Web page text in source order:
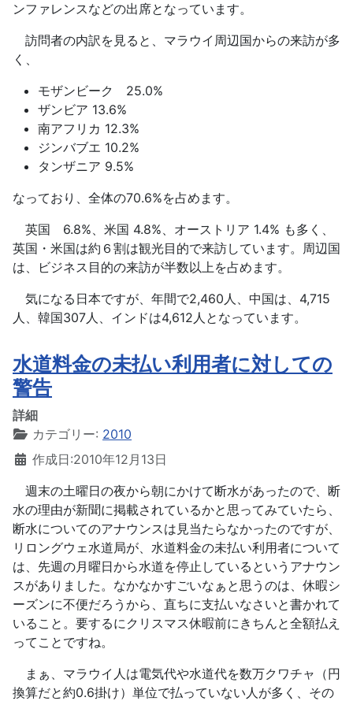
ンファレンスなどの出席となっています。
訪問者の内訳を見ると、マラウイ周辺国からの来訪が多
く、
モザンビーク 25.0%
ザンビア 13.6%
南アフリカ 12.3%
ジンバブエ 10.2%
タンザニア 9.5%
なっており、全体の70.6%を占めます。
英国 6.8%、米国 4.8%、オーストリア 1.4% も多く、
英国・米国は約６割は観光目的で来訪しています。周辺国
は、ビジネス目的の来訪が半数以上を占めます。
気になる日本ですが、年間で2,460人、中国は、4,715
人、韓国307人、インドは4,612人となっています。
水道料金の未払い利用者に対しての
警告
詳細
カテゴリー: 2010
作成日:2010年12月13日
週末の土曜日の夜から朝にかけて断水があったので、断
水の理由が新聞に掲載されているかと思ってみていたら、
断水についてのアナウンスは見当たらなかったのですが、
リロングウェ水道局が、水道料金の未払い利用者について
は、先週の月曜日から水道を停止しているというアナウン
スがありました。なかなかすごいなぁと思うのは、休暇シ
ーズンに不便だろうから、直ちに支払いなさいと書かれて
いること。要するにクリスマス休暇前にきちんと全額払え
ってことですね。
まぁ、マラウイ人は電気代や水道代を数万クワチャ（円
換算だと約0.6掛け）単位で払っていない人が多く、その